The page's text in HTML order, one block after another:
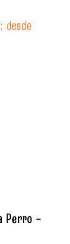
desde
Perro –